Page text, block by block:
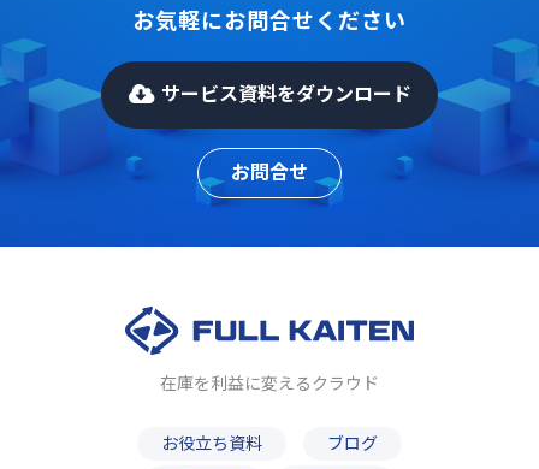
お気軽にお問合せください
サービス資料をダウンロード
お問合せ
在庫を利益に変えるクラウド
お役立ち資料
ブログ